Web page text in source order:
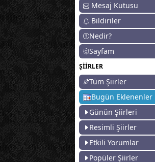
Mesaj Kutusu
Bildiriler
Nedir?
Sayfam
ŞİİRLER
Tüm Şiirler
Bugün Eklenenler
Günün Şiirleri
Resimli Şiirler
Etkili Yorumlar
Popüler Şiirler